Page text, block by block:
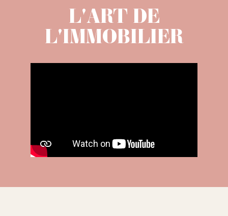
L'ART DE
L'IMMOBILIER